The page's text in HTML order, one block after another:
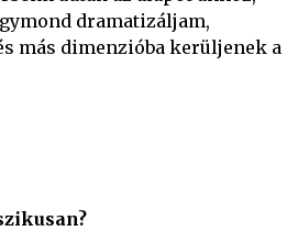
dramatizáljam,
más dimenzióba kerüljenek a